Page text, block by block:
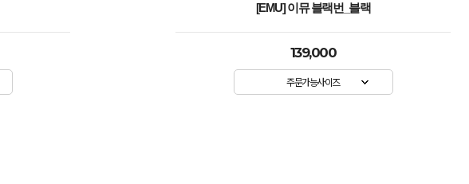
[EMU] 이뮤 블랙번_블랙
139,000
주문가능사이즈